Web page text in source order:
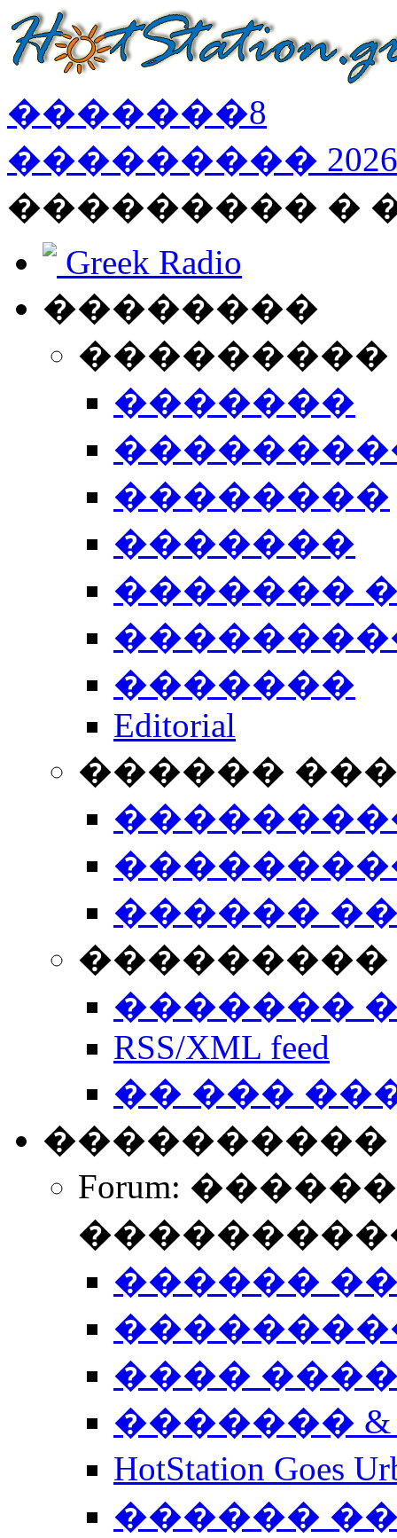
�������8
��������� 2026
��������� �
Greek Radio
��������
�������
��������
�������
�������
�������
Editorial
������
������
���������
�������
RSS/XML feed
�� ���
����������
Forum:
������
����
�������
HotStation
������